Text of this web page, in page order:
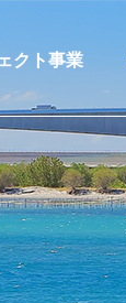
クト事業
研究会
用研究会
成研究会